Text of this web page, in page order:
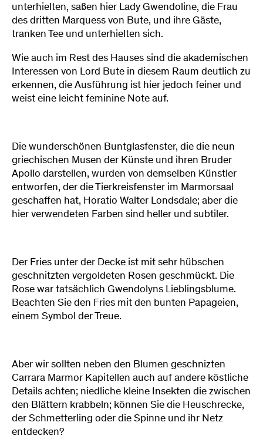
unterhielten, saßen hier Lady Gwendoline, die Frau
des dritten Marquess von Bute, und ihre Gäste,
tranken Tee und unterhielten sich.
Wie auch im Rest des Hauses sind die akademischen
Interessen von Lord Bute in diesem Raum deutlich zu
erkennen, die Ausführung ist hier jedoch feiner und
weist eine leicht feminine Note auf.
Die wunderschönen Buntglasfenster, die die neun
griechischen Musen der Künste und ihren Bruder
Apollo darstellen, wurden von demselben Künstler
entworfen, der die Tierkreisfenster im Marmorsaal
geschaffen hat, Horatio Walter Londsdale; aber die
hier verwendeten Farben sind heller und subtiler.
Der Fries unter der Decke ist mit sehr hübschen
geschnitzten vergoldeten Rosen geschmückt. Die
Rose war tatsächlich Gwendolyns Lieblingsblume.
Beachten Sie den Fries mit den bunten Papageien,
einem Symbol der Treue.
Aber wir sollten neben den Blumen geschnizten
Carrara Marmor Kapitellen auch auf andere köstliche
Details achten; niedliche kleine Insekten die zwischen
den Blättern krabbeln; können Sie die Heuschrecke,
der Schmetterling oder die Spinne und ihr Netz
entdecken?